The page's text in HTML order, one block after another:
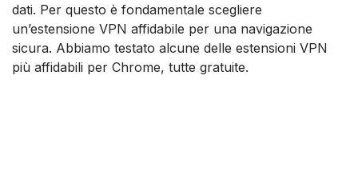
dati. Per questo è fondamentale scegliere
un’estensione VPN affidabile per una navigazione
sicura. Abbiamo testato alcune delle estensioni VPN
più affidabili per Chrome, tutte gratuite.